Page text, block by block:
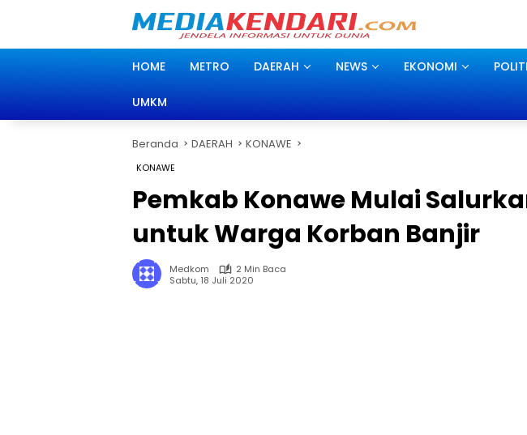
HOME METRO DAERAH NEWS EKONOMI
UMKM
Beranda DAERAH KONAWE
KONAWE
Pemkab Konawe Mulai
untuk Warga Korban Banjir
Medkom
2 Min Baca
Sabtu, 18 Juli 2020